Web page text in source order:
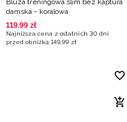
Bluza treningowa slim bez kaptura
damska - koralowa
119,99 zł
Najniższa cena z ostatnich 30 dni
przed obniżką 149,99 zł